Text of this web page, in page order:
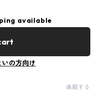
available
の方向け
通報する